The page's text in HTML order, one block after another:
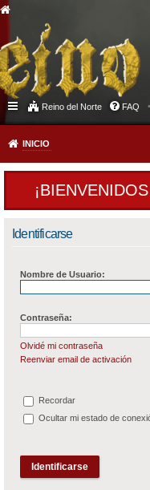
Reino del Norte FAQ
INICIO
Identificarse
Nombre de Usuario:
Contraseña:
Olvidé mi contraseña
Reenviar email de activación
Recordar
Ocultar mi estado de